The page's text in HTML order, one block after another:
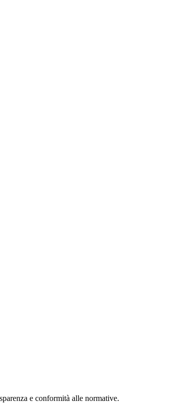
e conformità alle normative.